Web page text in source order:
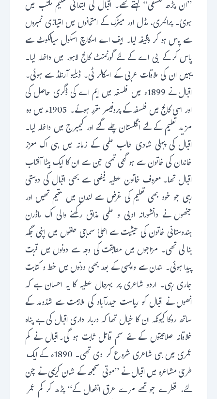
’’ان پڑھ فلسفی‘‘ کہتے تھے۔ اقبال کی ابتدائی تعلیم مکتب میں
ہوئ۔ پرائمری، مڈل اور میٹرک کے امتحانوں میں امتیازی نمبروں
سے پاس ہو کر وظیفہ لیا۔ ایف اے اسکاچ اسکول سیالکوٹ سے
پاس کرکے بی اے کے لئے گورنمنٹ کالج لاہور میں داخلہ لیا۔
یہیں ان کی ملاقات عربی کے اسکالر ٹی۔ ڈبلیو آرنلڈ سے ہوئی۔
اقبال نے 1899ء میں فلسفہ میں ایم اے کی ڈگری حاصل کی
اور اسی کالج میں فلسفہ کے پروفیسر مقرر ہوئے۔ 1905ء میں وہ
مزید تعلیم کے لئے انگلستان چلے گئے اور کیمبرج میں داخلہ لیا۔
اقبال کی پہلی شادی طالب علمی کے زمانہ میں ہی اک معزز
خاندان کی خاتون سے ہو گئی تھی جن سے ان کا ایک بیٹا آفتاب
اقبال تھا۔ معروف خاتون عطیہ فیضی سے بھی اقبال کی دوستی
رہی جو خود بھی تعلیم کی غرض سے لندن میں مقیم تھیں اور
جنھوں نے دانشورانہ ادبی و علمی مذاق رکھنے والی اک ماڈرن
ہندوستانی خاتون کی حیثیت سے اعلیٰ سماجی حلقوں میں اپنی جگہ
بنا لی تھی۔ مزاجوں میں مطابقت کی وجہ سے دونوں میں قربت
پیدا ہوئی۔ لندن سے واپسی کے بعد بھی دونوں میں خط و کتابت
جاری رہی۔ اردو شاعری پر بہرحال عطیہ کا یہ احسان ہے کہ
انھوں نے اقبال کو ریاست حیدرآباد کی ملازمت سے شدّومد کے
ساتھ روکا کیونکہ ان کا خیال تھا کہ دربار داری اقبال کی بے پناہ
خلاقانہ صلاحیتوں کے لئے سم قاتل ثابت ہو گی۔اقبال نے کم
عمری میں ہی شاعری شروع کر دی تھی۔ 1890ء کے ایک
طرحی مشاعرہ میں اقبال نے ’’موتی سمجھ کے شان کریمی نے چن
لئے، قطرے جو تھے مرے عرق انفعال کے‘‘ پڑھ کر کم عمر